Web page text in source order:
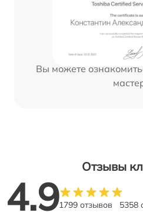
Вы можете
Отзывы
4.91799 отзывов 5358